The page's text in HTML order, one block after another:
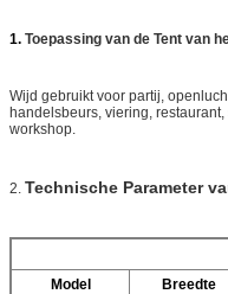
1. Toepassing van de Tent van
Wijd gebruikt voor partij,
handelsbeurs, viering,
workshop.
2. Technische Parameter
Model
Breedte